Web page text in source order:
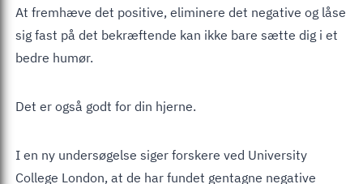
At fremhæve det positive, eliminere det negative og låse
sig fast på det bekræftende kan ikke bare sætte dig i et
bedre humør.
Det er også godt for din hjerne.
I en ny undersøgelse siger forskere ved University
College London, at de har fundet gentagne negative